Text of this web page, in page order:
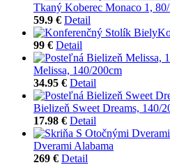
Tkaný Koberec Monaco 1,
59.9 € Detail
99 € Detail
Melissa, 140/200cm
34.95 € Detail
Bielizeň Sweet Dreams, 140/
17.98 € Detail
Dverami Alabama
269 € Detail